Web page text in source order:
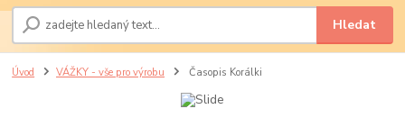
Hledat
Úvod VÁŽKY - vše pro výrobu Časopis Korálki